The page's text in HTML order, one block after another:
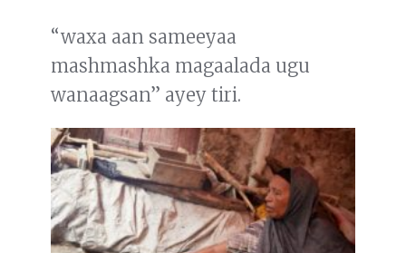
“waxa aan sameeyaa
mashmashka magaalada ugu
wanaagsan” ayey tiri.